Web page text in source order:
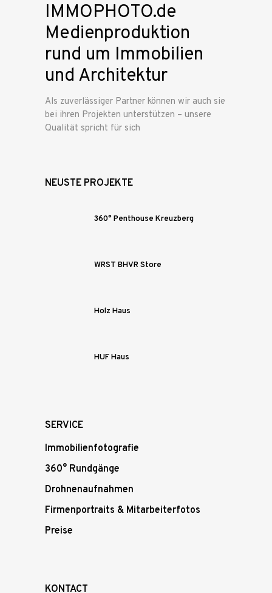
IMMOPHOTO.de
Medienproduktion
rund um Immobilien
und Architektur
Als zuverlässiger Partner können wir auch sie
bei ihren Projekten unterstützen – unsere
Qualität spricht für sich
NEUSTE PROJEKTE
360° Penthouse Kreuzberg
WRST BHVR Store
Holz Haus
HUF Haus
SERVICE
Immobilienfotografie
360° Rundgänge
Drohnenaufnahmen
Firmenportraits & Mitarbeiterfotos
Preise
KONTACT